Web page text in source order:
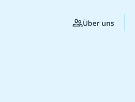
Über uns